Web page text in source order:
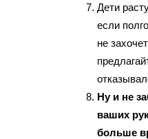
Дети
если
не
Ну и не
ваших
больше